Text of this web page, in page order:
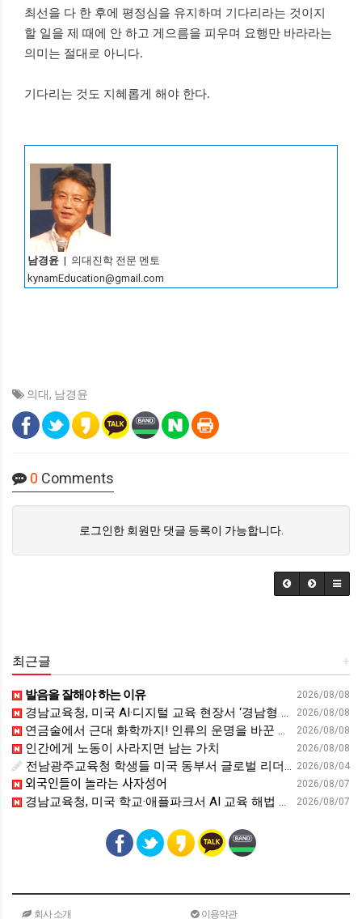
최선을 다 한 후에 평정심을 유지하며 기다리라는 것이지
할 일을 제 때에 안 하고 게으름을 피우며 요행만 바라라는
의미는 절대로 아니다.
기다리는 것도 지혜롭게 해야 한다.
남경윤 | 의대진학 전문 멘토
kynamEducation@gmail.com
의대, 남경윤
0 Comments
로그인한 회원만 댓글 등록이 가능합니다.
+
최근글
2026/08/08
발음을 잘해야 하는 이유
2026/08/08
경남교육청, 미국 AI·디지털 교육 현장서 ‘경남형 해법’ 찾는다 - 뉴스프리존
2026/08/08
연금술에서 근대 화학까지! 인류의 운명을 바꾼 위대한 발견 : 생각하는 청소년을 위한 과학 시리즈 2부(feat.박문호 박사)
2026/08/08
인간에게 노동이 사라지면 남는 가치
2026/08/04
전남광주교육청 학생들 미국 동부서 글로벌 리더십 체험 - 전남인터넷신문
2026/08/07
외국인들이 놀라는 사자성어
2026/08/07
경남교육청, 미국 학교·애플파크서 AI 교육 해법 찾는다 - 스트레이트뉴스
회사 소개 이용약관